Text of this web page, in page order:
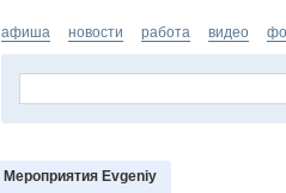
афиша новости работа видео
Мероприятия Evgeniy